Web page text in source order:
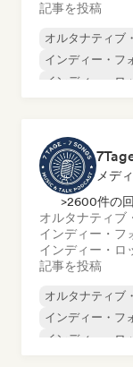
記事を投稿
オルタナティブ
インディー・フ
インディー・ロ
メデ
>2600件の
オルタナティブ
インディー・フ
インディー・ロ
記事を投稿
オルタナティブ
インディー・フ
インディー・ロ